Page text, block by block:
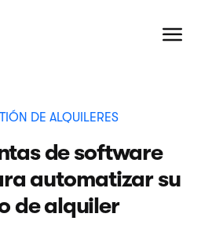
DE ALQUILERES
de software
automatizar su
de alquiler